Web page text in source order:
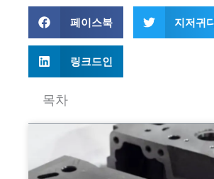
페이스북 지저귀
링크드인
목차